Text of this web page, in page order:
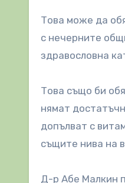
Това може да
с нечерните
здравословна
Това също би
нямат
допълват с
същите нива на
Д-р Абе Малкин